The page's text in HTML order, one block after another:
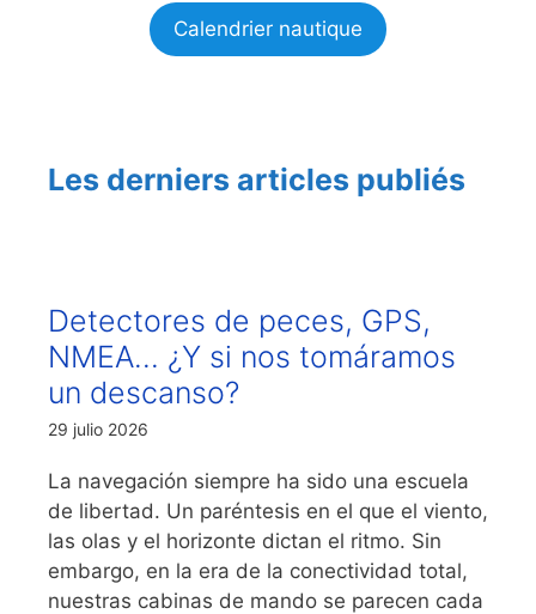
Calendrier nautique
Les derniers articles publiés
Detectores de peces, GPS,
NMEA… ¿Y si nos tomáramos
un descanso?
29 julio 2026
La navegación siempre ha sido una escuela
de libertad. Un paréntesis en el que el viento,
las olas y el horizonte dictan el ritmo. Sin
embargo, en la era de la conectividad total,
nuestras cabinas de mando se parecen cada